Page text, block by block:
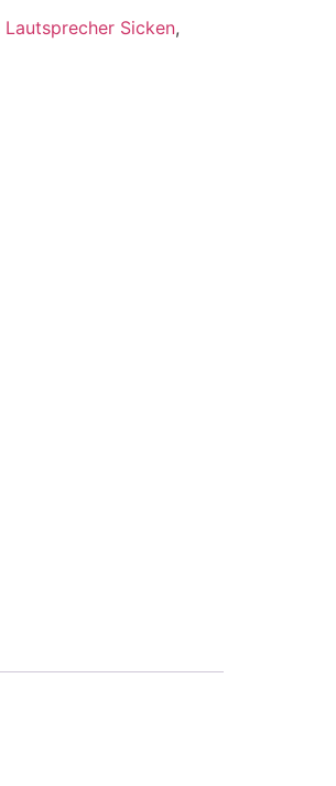
Lautsprecher Sicken,